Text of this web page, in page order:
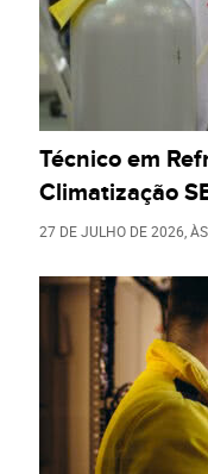
Técnico em
Climatização
27 DE JULHO DE 2026 , ÀS